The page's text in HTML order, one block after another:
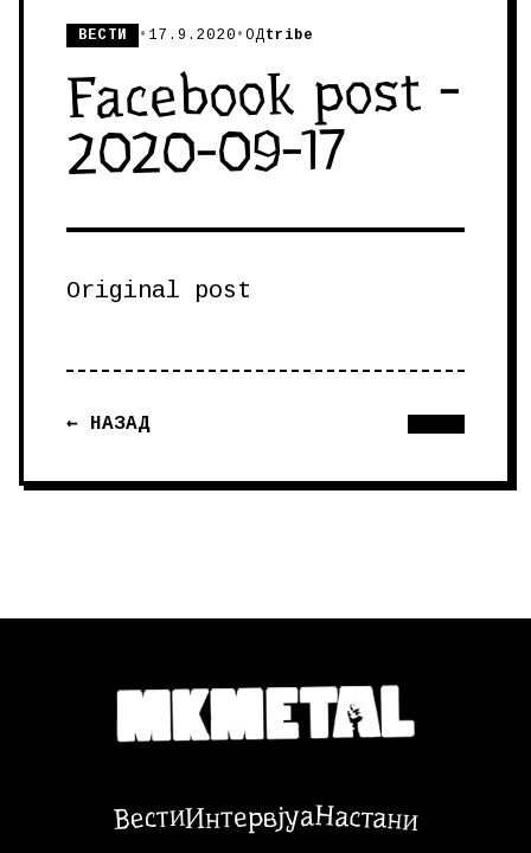
ВЕСТИ • 17.9.2020 •ОДtribe
Facebook post -
2020-09-17
Original post
← НАЗАД
ВестиИнтервјуаНастани